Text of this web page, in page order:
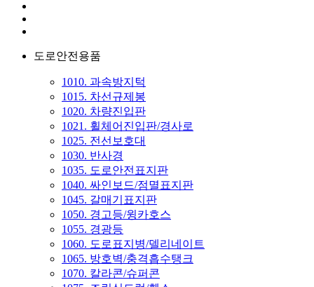
도로안전용품
1010. 과속방지턱
1015. 차선규제봉
1020. 차량진입판
1021. 휠체어진입판/경사로
1025. 전선보호대
1030. 반사경
1035. 도로안전표지판
1040. 싸인보드/점멸표지판
1045. 갈매기표지판
1050. 경고등/윙카호스
1055. 경광등
1060. 도로표지병/델리네이트
1065. 방호벽/충격흡수탱크
1070. 칼라콘/슈퍼콘